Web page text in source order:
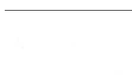
Színházban kezdetét
tartó Kölyök Fesztivál, a
animációs filmet vetítik a